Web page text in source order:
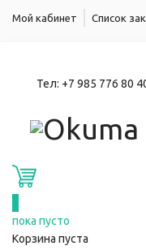
Мой кабинет Список
Тел: +7 985 776 80
пока пусто
Корзина пуста